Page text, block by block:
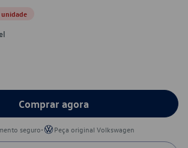
Comprar agora
seguro• Peça original Volkswagen